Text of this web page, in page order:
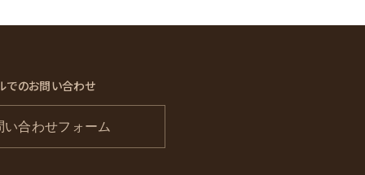
でのお問い合わせ
い合わせフォーム